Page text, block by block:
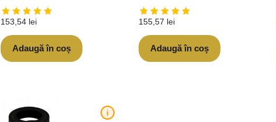
153,54 lei
Adaugă în coș
155,57 lei
Adaugă în coș
i